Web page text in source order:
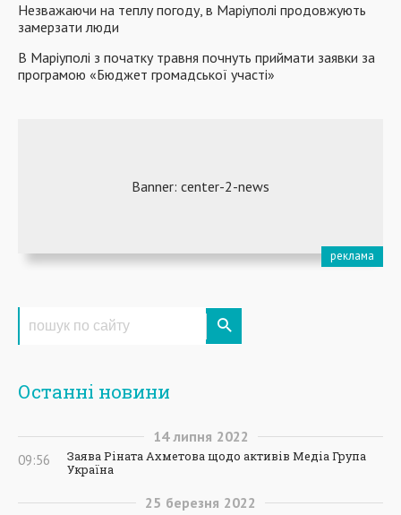
Незважаючи на теплу погоду, в Маріуполі продовжують
замерзати люди
В Маріуполі з початку травня почнуть приймати заявки за
програмою «Бюджет громадської участі»
Останні новини
14 липня 2022
09:56
Заява Ріната Ахметова щодо активів Медіа Група
Україна
25 березня 2022